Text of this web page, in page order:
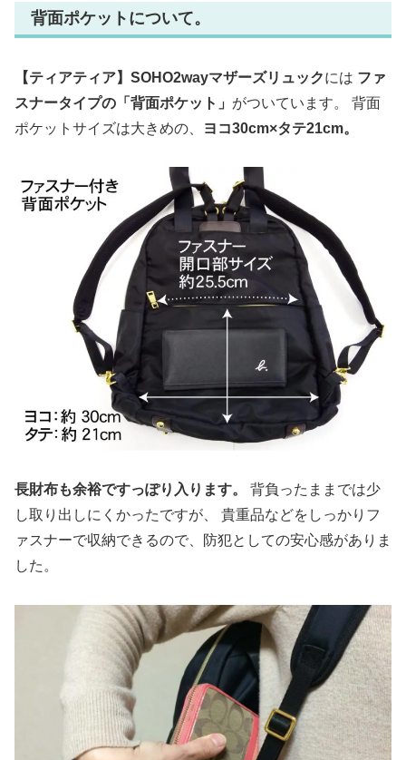
背面ポケットについて。
【ティアティア】SOHO2wayマザーズリュックには ファ
スナータイプの「背面ポケット」 がついています。 背面
ポケットサイズは大きめの、
ヨコ30cm×タテ21cm。
長財布も余裕ですっぽり入ります。
背負ったままでは少
し取り出しにくかったですが、 貴重品などをしっかりフ
ァスナーで収納できるので、防犯としての安心感がありま
した。